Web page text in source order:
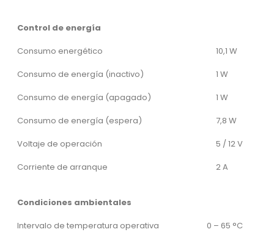
Control de energía
Consumo energético
10,1 W
Consumo de energía (inactivo)
1 W
Consumo de energía (apagado)
1 W
Consumo de energía (espera)
7,8 W
Voltaje de operación
5 / 12 V
Corriente de arranque
2 A
Condiciones ambientales
Intervalo de temperatura operativa
0 – 65 °C